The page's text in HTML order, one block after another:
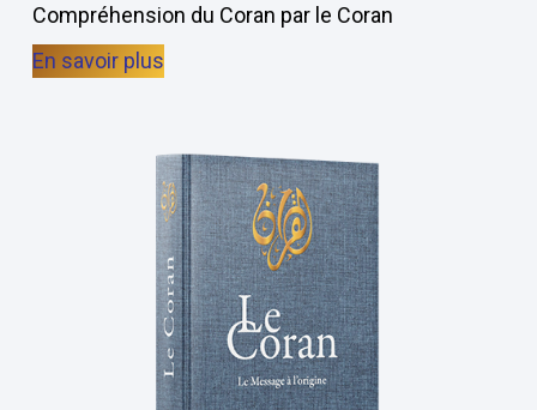
Compréhension du Coran par le Coran
En savoir plus